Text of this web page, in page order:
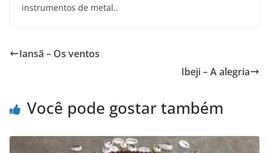
instrumentos de metal..
Iansã – Os ventos
Ibeji – A alegria
Você pode gostar também